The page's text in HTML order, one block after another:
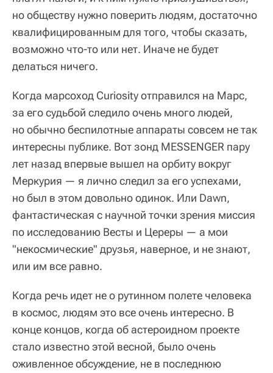
но обществу нужно поверить людям, достаточно
квалифицированным для того, чтобы сказать,
возможно что-то или нет. Иначе не будет
делаться ничего.
Когда марсоход Curiosity отправился на Марс,
за его судьбой следило очень много людей,
но обычно беспилотные аппараты совсем не так
интересны публике. Вот зонд MESSENGER пару
лет назад впервые вышел на орбиту вокруг
Меркурия — я лично следил за его успехами,
но был в этом довольно одинок. Или Dawn,
фантастическая с научной точки зрения миссия
по исследованию Весты и Цереры — а мои
"некосмические" друзья, наверное, и не знают,
или им все равно.
Когда речь идет не о рутинном полете человека
в космос, людям это все очень интересно. В
конце концов, когда об астероидном проекте
стало известно этой весной, было очень
оживленное обсуждение, не в последнюю